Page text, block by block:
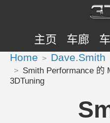
主页 车廊
Home Dave.Smith
Smith Performance 的
3DTuning